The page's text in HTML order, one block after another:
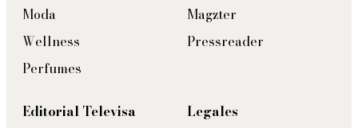
Moda
Wellness
Perfumes
Magzter
Pressreader
Editorial Televisa
Legales